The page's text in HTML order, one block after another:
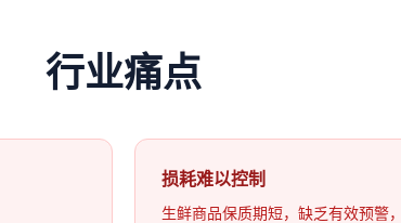
行业痛点
损耗难以控制
生鲜商品保质期短，缺乏有效预警